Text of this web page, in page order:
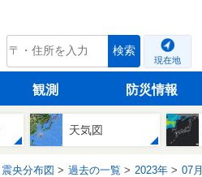
tenki.jp 検索
現在地
観測 防災情報
天気図
震央分布図 過去の一覧 2023年 07月